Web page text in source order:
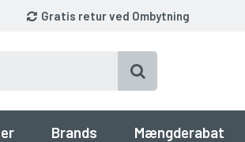
Gratis retur ved Ombytning
Brands Mængderabat